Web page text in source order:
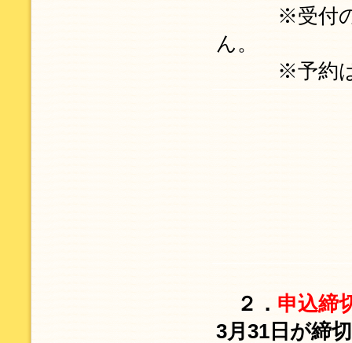
※受付の際
ん。
※予約は、
２． 申込締
3月31日が締